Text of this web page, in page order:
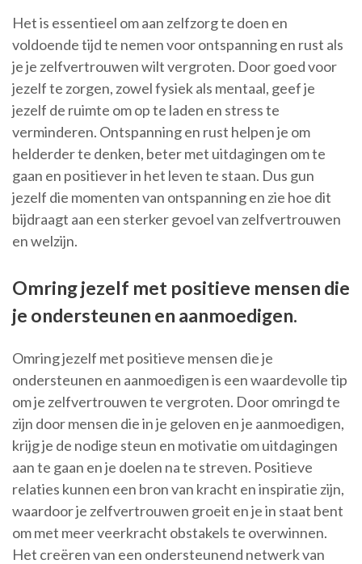
Het is essentieel om aan zelfzorg te doen en
voldoende tijd te nemen voor ontspanning en rust als
je je zelfvertrouwen wilt vergroten. Door goed voor
jezelf te zorgen, zowel fysiek als mentaal, geef je
jezelf de ruimte om op te laden en stress te
verminderen. Ontspanning en rust helpen je om
helderder te denken, beter met uitdagingen om te
gaan en positiever in het leven te staan. Dus gun
jezelf die momenten van ontspanning en zie hoe dit
bijdraagt aan een sterker gevoel van zelfvertrouwen
en welzijn.
Omring jezelf met positieve mensen die
je ondersteunen en aanmoedigen.
Omring jezelf met positieve mensen die je
ondersteunen en aanmoedigen is een waardevolle tip
om je zelfvertrouwen te vergroten. Door omringd te
zijn door mensen die in je geloven en je aanmoedigen,
krijg je de nodige steun en motivatie om uitdagingen
aan te gaan en je doelen na te streven. Positieve
relaties kunnen een bron van kracht en inspiratie zijn,
waardoor je zelfvertrouwen groeit en je in staat bent
om met meer veerkracht obstakels te overwinnen.
Het creëren van een ondersteunend netwerk van